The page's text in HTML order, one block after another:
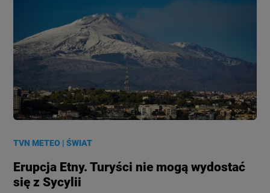
TVN METEO |ŚWIAT
Erupcja Etny. Turyści nie mogą wydostać
się z Sycylii